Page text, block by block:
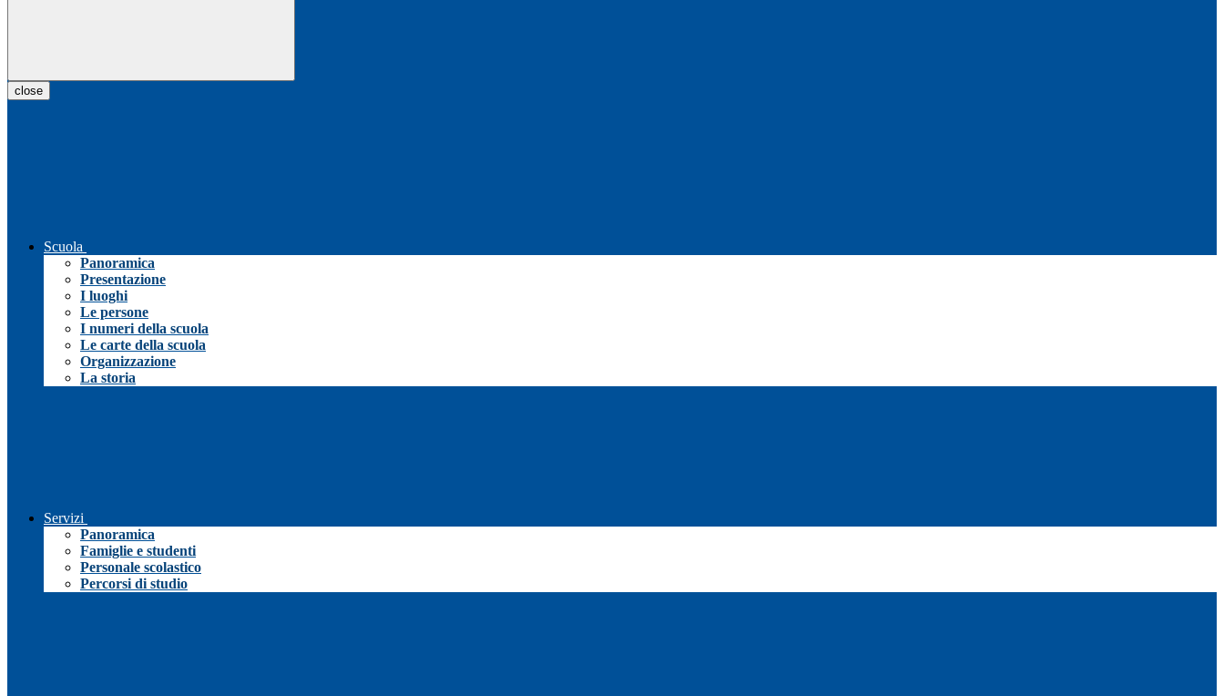
close
Scuola
Panoramica
Presentazione
I luoghi
Le persone
I numeri della scuola
Le carte della scuola
Organizzazione
La storia
Servizi
Panoramica
Famiglie e studenti
Personale scolastico
Percorsi di studio